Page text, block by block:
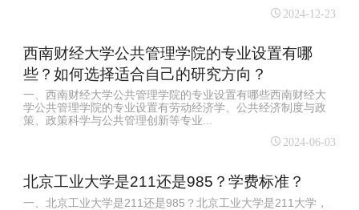
2024-12-23
西南财经大学公共管理学院的专业设置有哪
些？如何选择适合自己的研究方向？
一、西南财经大学公共管理学院的专业设置有哪些西南财经大
学公共管理学院的专业设置有劳动经济学、公共经济制度与政
策、政策科学与公共管理创新等专业...
2024-06-03
北京工业大学是211还是985？学费标准？
一、北京工业大学是211还是985？北京工业大学是211大学，